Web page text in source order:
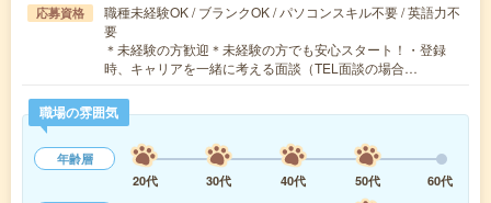
応募資格
職種未経験OK / ブランクOK / パソコンスキル不要 / 英語力不
要
＊未経験の方歓迎＊未経験の方でも安心スタート！・登録
時、キャリアを一緒に考える面談（TEL面談の場合…
職場の雰囲気
年齢層
20代
30代 40代 50代
60代